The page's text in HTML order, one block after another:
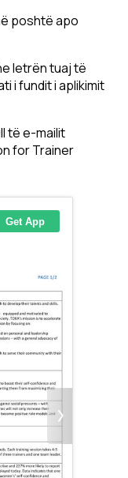
poshtë apo
letrën tuaj të
i fundit i aplikimit
të e-mailit
for Trainer